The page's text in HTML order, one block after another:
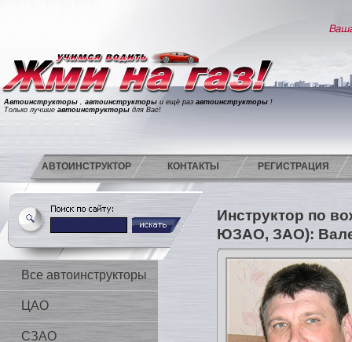
Автоинструкторы , автоинструкторы и ещё раз автоинструкторы !
Только лучшие автоинструкторы для Вас!
АВТОИНСТРУКТОР КОНТАКТЫ РЕГИСТРАЦИЯ
Все автоинструкторы
ЦАО
СЗАО
Инструктор по
ЮЗАО, ЗАО):